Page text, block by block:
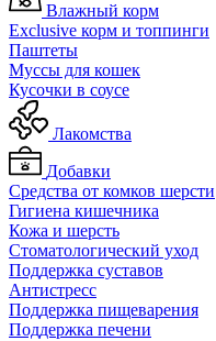
Влажный корм
Exclusive корм и топпинги
Паштеты
Муссы для кошек
Кусочки в соусе
Лакомства
Добавки
Средства от комков шерсти
Гигиена кишечника
Кожа и шерсть
Cтоматологический уход
Поддержка суставов
Антистресс
Поддержка пищеварения
Поддержка печени